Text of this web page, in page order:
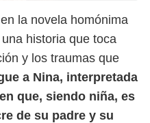
la novela homónima
historia que toca
y los traumas que
a Nina, interpretada
que, siendo niña, es
de su padre y su